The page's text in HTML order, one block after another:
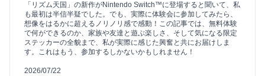
「リズム天国」の新作がNintendo Switch™に登場すると聞いて、私
も最初は半信半疑でした。でも、実際に体験会に参加してみたら、
想像をはるかに超えるノリノリ感で感動！この記事では、無料体験
で何ができるのか、家族や友達と遊ぶ楽しさ、そして気になる限定
ステッカーの全貌まで、私が実際に感じた興奮と共にお届けしま
す。これはもう、参加するしかないかもしれません！
2026/07/22